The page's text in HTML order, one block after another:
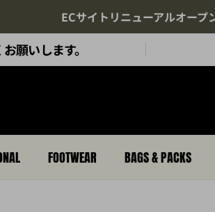
ECサイトリニューアルオープ
願いします。
FOOTWEAR BAGS & PACKS